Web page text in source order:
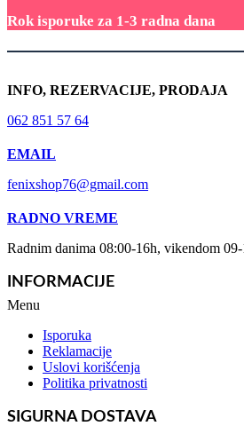
Rok isporuke za 1-3 radna dana
INFO, REZERVACIJE, PRODAJA
062 851 57 64
EMAIL
fenixshop76@gmail.com
RADNO VREME
Radnim danima 08:00-16h, vikendom
INFORMACIJE
Menu
Isporuka
Reklamacije
Uslovi korišćenja
Politika privatnosti
SIGURNA DOSTAVA